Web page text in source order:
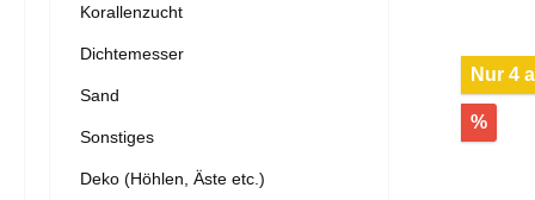
Korallenzucht
Dichtemesser
Sand
Sonstiges
Deko (Höhlen, Äste etc.)
Nur 4
%